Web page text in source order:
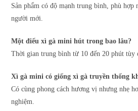
Sản phẩm có độ mạnh trung bình, phù hợp
người mới.
Một điếu xì gà mini hút trong bao lâu?
Thời gian trung bình từ 10 đến 20 phút tùy
Xì gà mini có giống xì gà truyền thống
Có cùng phong cách hương vị nhưng nhẹ
nghiệm.